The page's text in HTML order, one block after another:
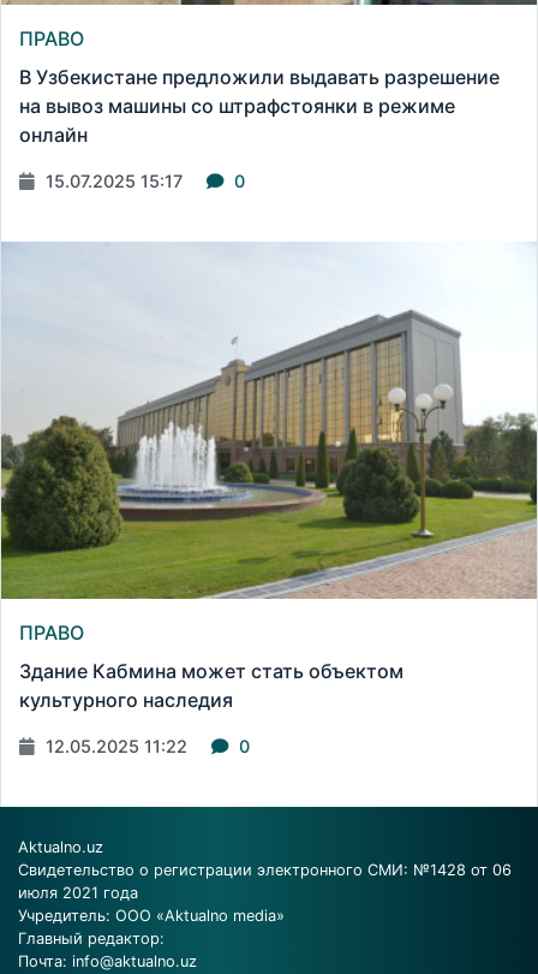
ПРАВО
В Узбекистане предложили выдавать разрешение
на вывоз машины со штрафстоянки в режиме
онлайн
15.07.2025 15:17 0
ПРАВО
Здание Кабмина может стать объектом
культурного наследия
12.05.2025 11:22 0
Aktualno.uz
Свидетельство о регистрации электронного СМИ: №1428 от 06
июля 2021 года
Учредитель: ООО «Aktualno media»
Главный редактор:
Почта: info@aktualno.uz